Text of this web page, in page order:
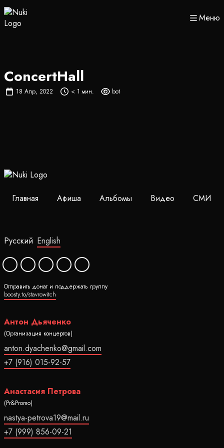
Меню
ConcertHall
18 Апр, 2022 < 1 мин. bot
Главная Афиша Альбомы Видео СМИ
Русский English
Отправить донат и поддержать группу
boosty.to/stavrowitch
Антон Дьяченко
(Организация концертов)
anton.dyachenko@gmail.com
+7 (916) 015-92-57
Анастасия Петрова
(Pr&Promo)
nastya-petrova19@mail.ru
+7 (999) 856-09-21